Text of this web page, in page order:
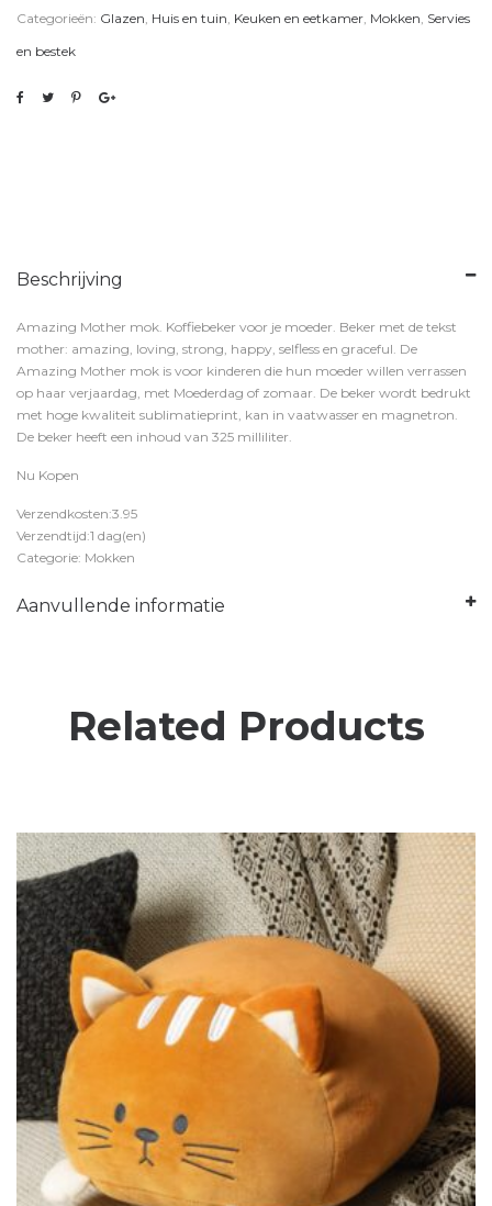
Categorieën: Glazen, Huis en tuin, Keuken en eetkamer, Mokken, Servies
en bestek
Beschrijving
Amazing Mother mok. Koffiebeker voor je moeder. Beker met de tekst
mother: amazing, loving, strong, happy, selfless en graceful. De
Amazing Mother mok is voor kinderen die hun moeder willen verrassen
op haar verjaardag, met Moederdag of zomaar. De beker wordt bedrukt
met hoge kwaliteit sublimatieprint, kan in vaatwasser en magnetron.
De beker heeft een inhoud van 325 milliliter.
Nu Kopen
Verzendkosten:3.95
Verzendtijd:1 dag(en)
Categorie: Mokken
Aanvullende informatie
Related Products